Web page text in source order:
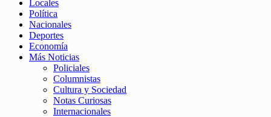
Locales
Política
Nacionales
Deportes
Economía
Más Noticias
Policiales
Columnistas
Cultura y Sociedad
Notas Curiosas
Internacionales